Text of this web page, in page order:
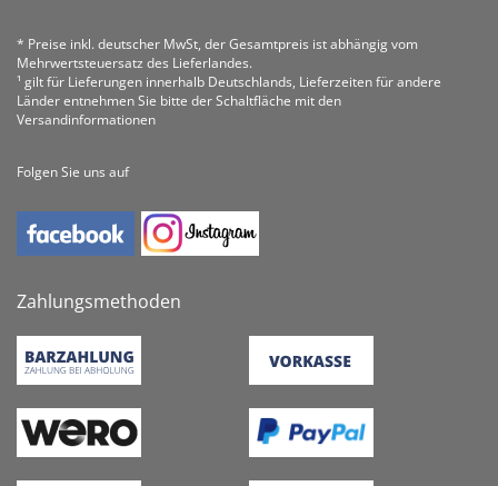
* Preise inkl. deutscher MwSt, der Gesamtpreis ist abhängig vom
Mehrwertsteuersatz des Lieferlandes.
¹ gilt für Lieferungen innerhalb Deutschlands, Lieferzeiten für andere
Länder entnehmen Sie bitte der Schaltfläche mit den
Versandinformationen
Folgen Sie uns auf
Zahlungsmethoden